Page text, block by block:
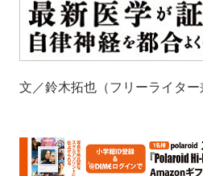
文／鈴木拓也（フリーライター